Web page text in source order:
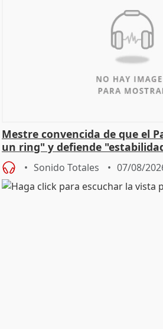
Mestre convencida de que el
un ring" y defiende
Vox
Sonido Totales 07/08/